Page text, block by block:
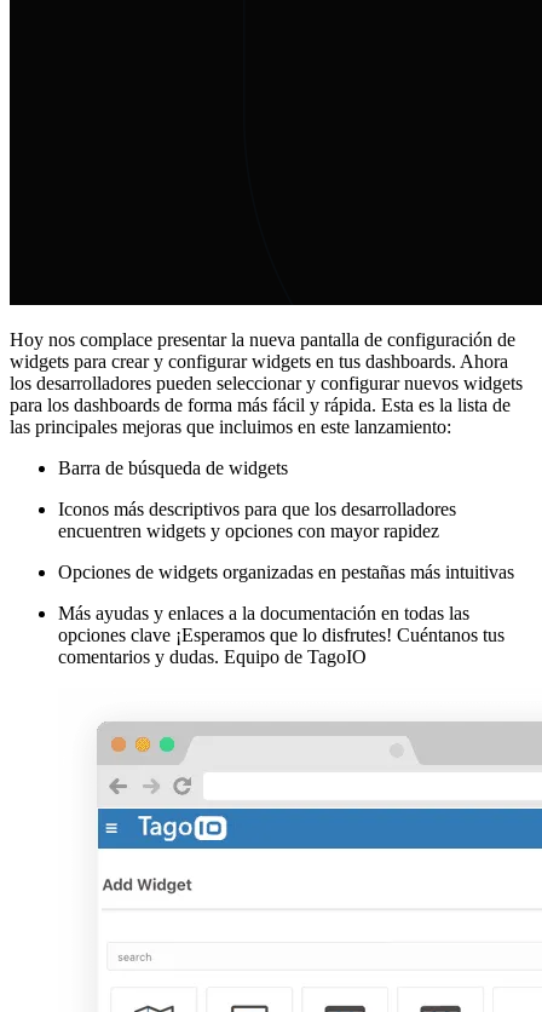
Hoy nos complace presentar la nueva pantalla de configuración de
widgets para crear y configurar widgets en tus dashboards. Ahora
los desarrolladores pueden seleccionar y configurar nuevos widgets
para los dashboards de forma más fácil y rápida. Esta es la lista de
las principales mejoras que incluimos en este lanzamiento:
Barra de búsqueda de widgets
Iconos más descriptivos para que los desarrolladores
encuentren widgets y opciones con mayor rapidez
Opciones de widgets organizadas en pestañas más intuitivas
Más ayudas y enlaces a la documentación en todas las
opciones clave ¡Esperamos que lo disfrutes! Cuéntanos tus
comentarios y dudas. Equipo de TagoIO